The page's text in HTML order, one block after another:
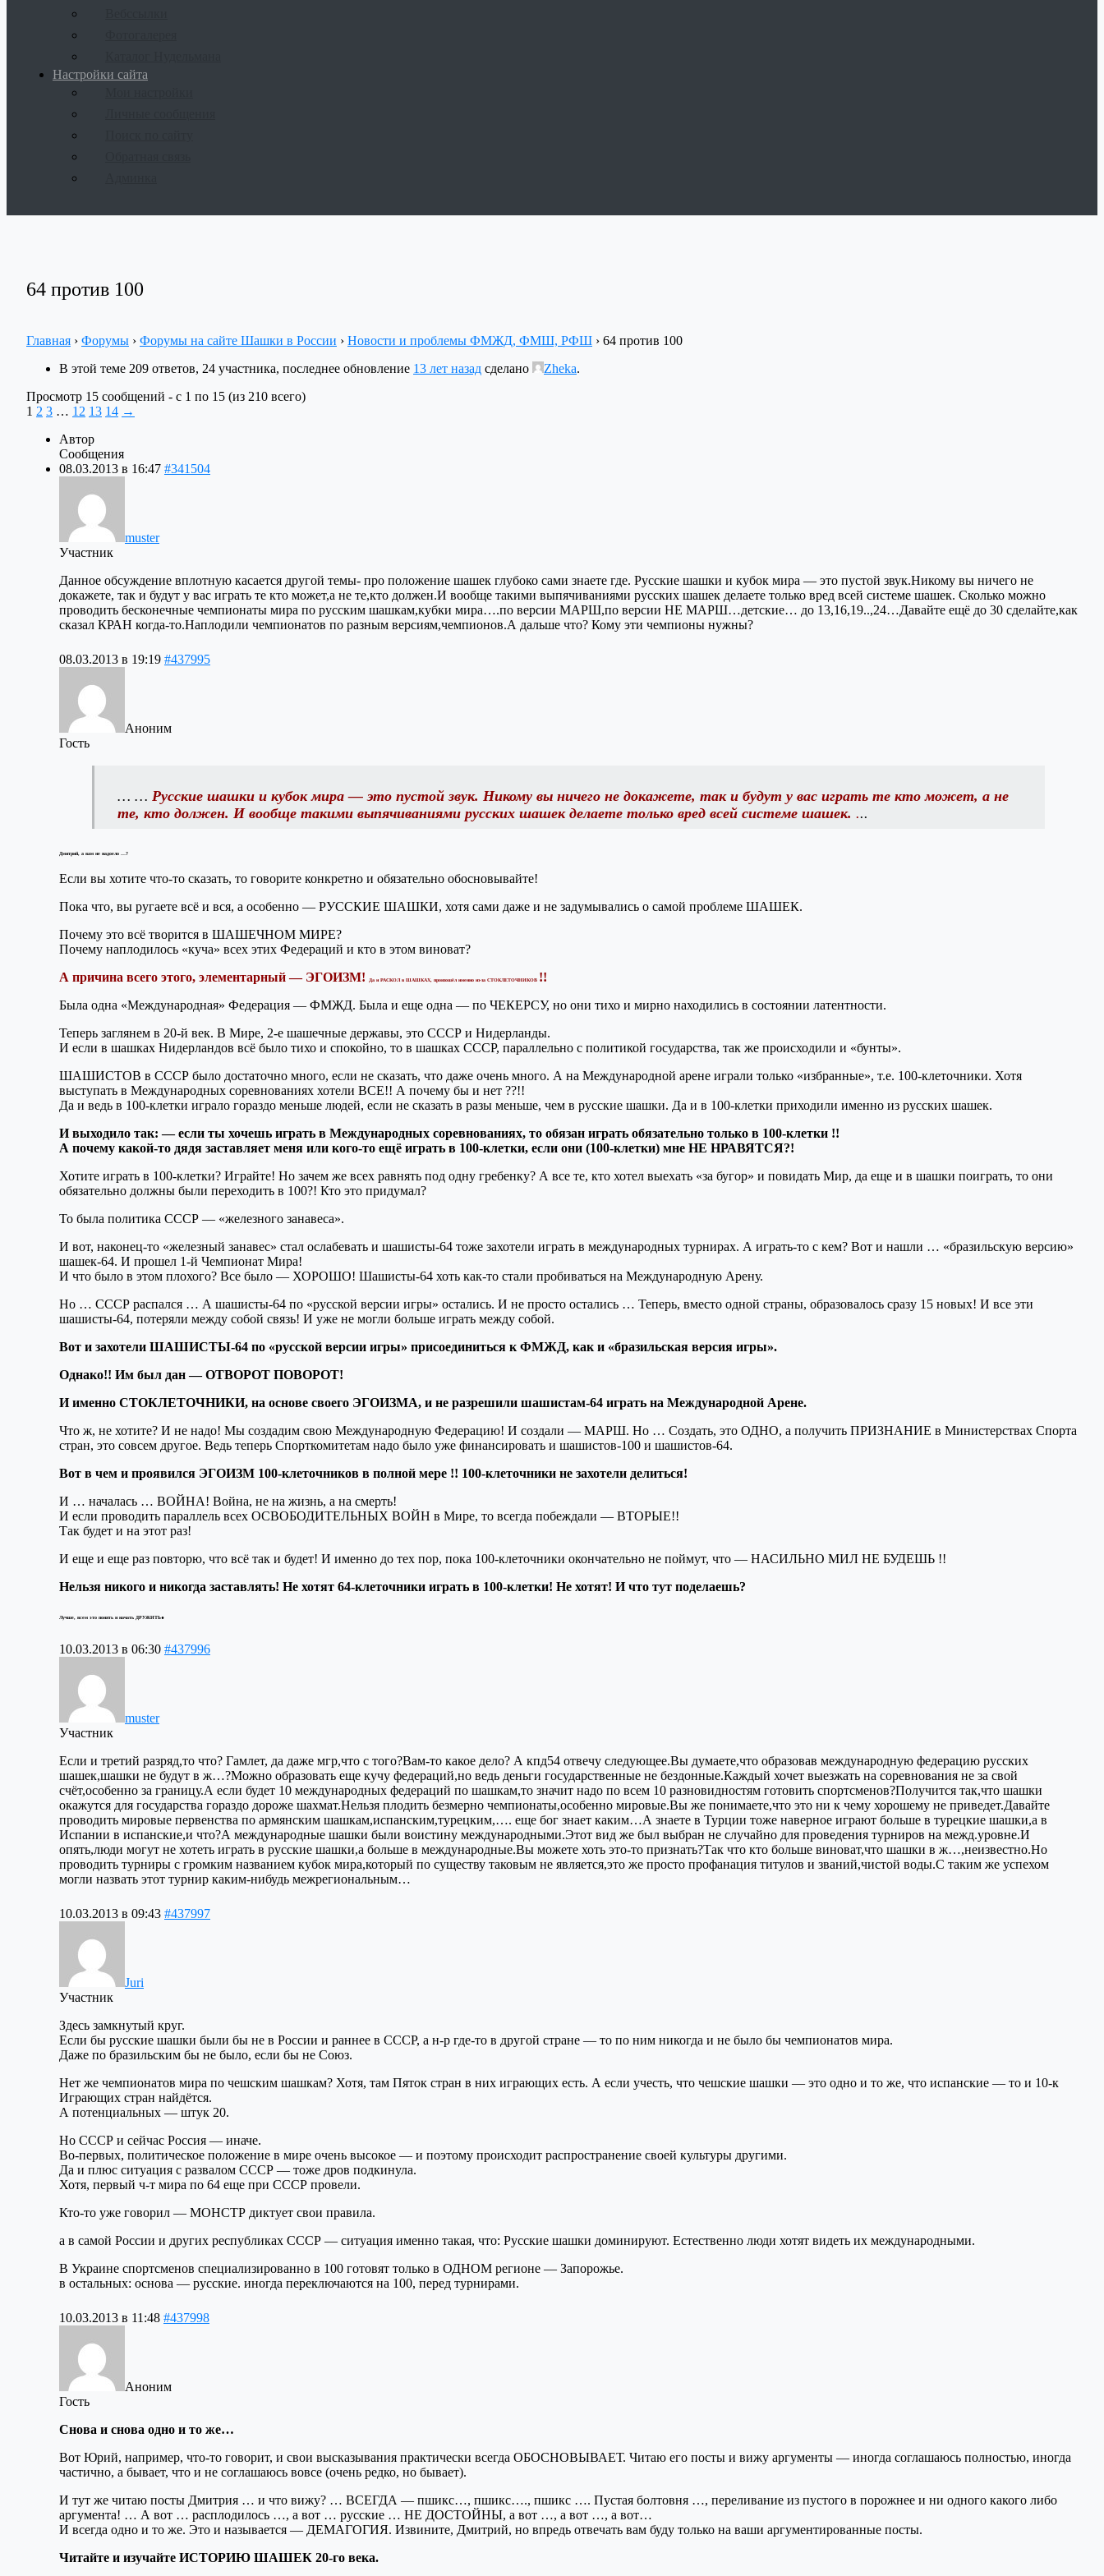
Настройки сайта
64 против 100
Главная › Форумы › Форумы на сайте Шашки в России › Новости и проблемы ФМЖД, ФМШ, РФШ › 64 против 100
В этой теме 209 ответов, 24 участника, последнее обновление 13 лет назад сделано Zheka.
Просмотр 15 сообщений - с 1 по 15 (из 210 всего)
1 2 3 … 12 13 14 →
Автор
Сообщения
08.03.2013 в 16:47 #341504
muster
Участник
Данное обсуждение вплотную касается другой темы- про положение шашек глубоко сами знаете где. Русские шашки и кубок мира — это пустой звук.Никому вы ничего не
докажете, так и будут у вас играть те кто может,а не те,кто должен.И вообще такими выпячиваниями русских шашек делаете только вред всей системе шашек. Сколько можно
проводить бесконечные чемпионаты мира по русским шашкам,кубки мира….по версии МАРШ,по версии НЕ МАРШ…детские… до 13,16,19..,24…Давайте ещё до 30 сделайте,как
сказал КРАН когда-то.Наплодили чемпионатов по разным версиям,чемпионов.А дальше что? Кому эти чемпионы нужны?
08.03.2013 в 19:19 #437995
Аноним
Гость
… … Русские шашки и кубок мира — это пустой звук. Никому вы ничего не докажете, так и будут у вас играть те кто может, а не
те, кто должен. И вообще такими выпячиваниями русских шашек делаете только вред всей системе шашек. ...
Дмитрий, а вам не надоело …?
Если вы хотите что-то сказать, то говорите конкретно и обязательно обосновывайте!
Пока что, вы ругаете всё и вся, а особенно — РУССКИЕ ШАШКИ, хотя сами даже и не задумывались о самой проблеме ШАШЕК.
Почему это всё творится в ШАШЕЧНОМ МИРЕ?
Почему наплодилось «куча» всех этих Федераций и кто в этом виноват?
А причина всего этого, элементарный — ЭГОИЗМ!
Да и РАСКОЛ в ШАШКАХ, произошёл именно из-за СТОКЛЕТОЧНИКОВ !!
Была одна «Международная» Федерация — ФМЖД. Была и еще одна — по ЧЕКЕРСУ, но они тихо и мирно находились в состоянии латентности.
Теперь заглянем в 20-й век. В Мире, 2-е шашечные державы, это СССР и Нидерланды.
И если в шашках Нидерландов всё было тихо и спокойно, то в шашках СССР, параллельно с политикой государства, так же происходили и «бунты».
ШАШИСТОВ в СССР было достаточно много, если не сказать, что даже очень много. А на Международной арене играли только «избранные», т.е. 100-клеточники. Хотя
выступать в Международных соревнованиях хотели ВСЕ!! А почему бы и нет ??!!
Да и ведь в 100-клетки играло гораздо меньше людей, если не сказать в разы меньше, чем в русские шашки. Да и в 100-клетки приходили именно из русских шашек.
И выходило так: — если ты хочешь играть в Международных соревнованиях, то обязан играть обязательно только в 100-клетки !!
А почему какой-то дядя заставляет меня или кого-то ещё играть в 100-клетки, если они (100-клетки) мне НЕ НРАВЯТСЯ?!
Хотите играть в 100-клетки? Играйте! Но зачем же всех равнять под одну гребенку? А все те, кто хотел выехать «за бугор» и повидать Мир, да еще и в шашки поиграть, то они
обязательно должны были переходить в 100?! Кто это придумал?
То была политика СССР — «железного занавеса».
И вот, наконец-то «железный занавес» стал ослабевать и шашисты-64 тоже захотели играть в международных турнирах. А играть-то с кем? Вот и нашли … «бразильскую версию»
шашек-64. И прошел 1-й Чемпионат Мира!
И что было в этом плохого? Все было — ХОРОШО! Шашисты-64 хоть как-то стали пробиваться на Международную Арену.
Но … СССР распался … А шашисты-64 по «русской версии игры» остались. И не просто остались … Теперь, вместо одной страны, образовалось сразу 15 новых! И все эти
шашисты-64, потеряли между собой связь! И уже не могли больше играть между собой.
Вот и захотели ШАШИСТЫ-64 по «русской версии игры» присоединиться к ФМЖД, как и «бразильская версия игры».
Однако!! Им был дан — ОТВОРОТ ПОВОРОТ!
И именно СТОКЛЕТОЧНИКИ, на основе своего ЭГОИЗМА, и не разрешили шашистам-64 играть на Международной Арене.
Что ж, не хотите? И не надо! Мы создадим свою Международную Федерацию! И создали — МАРШ. Но … Создать, это ОДНО, а получить ПРИЗНАНИЕ в Министерствах Спорта
стран, это совсем другое. Ведь теперь Спорткомитетам надо было уже финансировать и шашистов-100 и шашистов-64.
Вот в чем и проявился ЭГОИЗМ 100-клеточников в полной мере !! 100-клеточники не захотели делиться!
И … началась … ВОЙНА! Война, не на жизнь, а на смерть!
И если проводить параллель всех ОСВОБОДИТЕЛЬНЫХ ВОЙН в Мире, то всегда побеждали — ВТОРЫЕ!!
Так будет и на этот раз!
И еще и еще раз повторю, что всё так и будет! И именно до тех пор, пока 100-клеточники окончательно не поймут, что — НАСИЛЬНО МИЛ НЕ БУДЕШЬ !!
Нельзя никого и никогда заставлять! Не хотят 64-клеточники играть в 100-клетки! Не хотят! И что тут поделаешь?
Лучше, всем это понять и начать ДРУЖИТЬ.
10.03.2013 в 06:30 #437996
muster
Участник
Если и третий разряд,то что? Гамлет, да даже мгр,что с того?Вам-то какое дело? А кпд54 отвечу следующее.Вы думаете,что образовав международную федерацию русских
шашек,шашки не будут в ж…?Можно образовать еще кучу федераций,но ведь деньги государственные не бездонные.Каждый хочет выезжать на соревнования не за свой
счёт,особенно за границу.А если будет 10 международных федераций по шашкам,то значит надо по всем 10 разновидностям готовить спортсменов?Получится так,что шашки
окажутся для государства гораздо дороже шахмат.Нельзя плодить безмерно чемпионаты,особенно мировые.Вы же понимаете,что это ни к чему хорошему не приведет.Давайте
проводить мировые первенства по армянским шашкам,испанским,турецким,…. еще бог знает каким…А знаете в Турции тоже наверное играют больше в турецкие шашки,а в
Испании в испанские,и что?А международные шашки были воистину международными.Этот вид же был выбран не случайно для проведения турниров на межд.уровне.И
опять,люди могут не хотеть играть в русские шашки,а больше в международные.Вы можете хоть это-то признать?Так что кто больше виноват,что шашки в ж…,неизвестно.Но
проводить турниры с громким названием кубок мира,который по существу таковым не является,это же просто профанация титулов и званий,чистой воды.С таким же успехом
могли назвать этот турнир каким-нибудь межрегиональным…
10.03.2013 в 09:43 #437997
Juri
Участник
Здесь замкнутый круг.
Если бы русские шашки были бы не в России и раннее в СССР, а н-р где-то в другой стране — то по ним никогда и не было бы чемпионатов мира.
Даже по бразильским бы не было, если бы не Союз.
Нет же чемпионатов мира по чешским шашкам? Хотя, там Пяток стран в них играющих есть. А если учесть, что чешские шашки — это одно и то же, что испанские — то и 10-к
Играющих стран найдётся.
А потенциальных — штук 20.
Но СССР и сейчас Россия — иначе.
Во-первых, политическое положение в мире очень высокое — и поэтому происходит распространение своей культуры другими.
Да и плюс ситуация с развалом СССР — тоже дров подкинула.
Хотя, первый ч-т мира по 64 еще при СССР провели.
Кто-то уже говорил — МОНСТР диктует свои правила.
а в самой России и других республиках СССР — ситуация именно такая, что: Русские шашки доминируют. Естественно люди хотят видеть их международными.
В Украине спортсменов специализированно в 100 готовят только в ОДНОМ регионе — Запорожье.
в остальных: основа — русские. иногда переключаются на 100, перед турнирами.
10.03.2013 в 11:48 #437998
Аноним
Гость
Снова и снова одно и то же…
Вот Юрий, например, что-то говорит, и свои высказывания практически всегда ОБОСНОВЫВАЕТ. Читаю его посты и вижу аргументы — иногда соглашаюсь полностью, иногда
частично, а бывает, что и не соглашаюсь вовсе (очень редко, но бывает).
И тут же читаю посты Дмитрия … и что вижу? … ВСЕГДА — пшикс…, пшикс…., пшикс …. Пустая болтовня …, переливание из пустого в порожнее и ни одного какого либо
аргумента! … А вот … расплодилось …, а вот … русские … НЕ ДОСТОЙНЫ, а вот …, а вот …, а вот…
И всегда одно и то же. Это и называется — ДЕМАГОГИЯ. Извините, Дмитрий, но впредь отвечать вам буду только на ваши аргументированные посты.
Читайте и изучайте ИСТОРИЮ ШАШЕК 20-го века.